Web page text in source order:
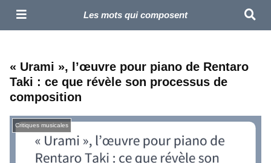
Masaharu – Compositeur | Site Officiel
« Urami », l’œuvre pour piano de Rentaro
Taki : ce que révèle son processus de
composition
Critiques musicales
Les mots qui composent